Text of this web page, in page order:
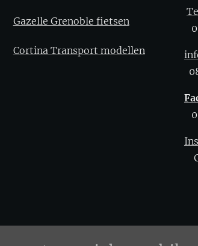
Gazelle Grenoble fietsen
Cortina Transport modellen